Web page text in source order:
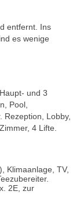
entfernt. Ins
es wenige
und 3
Pool,
Rezeption, Lobby,
4 Lifte.
Klimaanlage, TV,
2E, zur